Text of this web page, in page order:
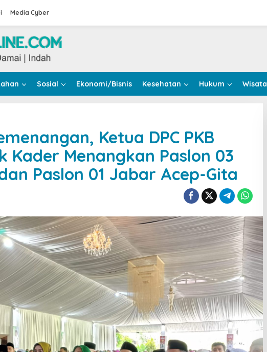
Media Cyber
Sosial Ekonomi/Bisnis Kesehatan Hukum Wisata
Ketua DPC PKB
Kader Menangkan Paslon 03
Paslon 01 Jabar Acep-Gita